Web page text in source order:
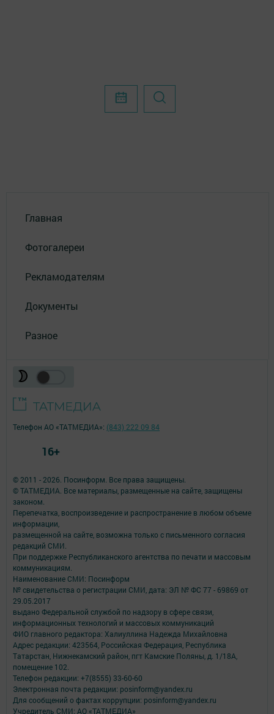
Главная
Фотогалереи
Рекламодателям
Документы
Разное
© 2011 - 2026. Посинформ. Все права защищены.
© ТАТМЕДИА. Все материалы, размещенные на сайте, защищены
законом.
Перепечатка, воспроизведение и распространение в любом объеме
информации,
размещенной на сайте, возможна только с письменного согласия
редакций СМИ.
При поддержке Республиканского агентства по печати и массовым
коммуникациям.
Наименование СМИ: Посинформ
№ свидетельства о регистрации СМИ, дата: ЭЛ № ФС 77 - 69869 от
29.05.2017
выдано Федеральной службой по надзору в сфере связи,
информационных технологий и массовых коммуникаций
ФИО главного редактора: Халиуллина Надежда Михайловна
Адрес редакции: 423564, Российская Федерация, Республика
Татарстан, Нижнекамский район, пгт Камские Поляны, д. 1/18А,
помещение 102.
Телефон редакции: +7(8555) 33-60-60
Электронная почта редакции: posinform@yandex.ru
Для сообщений о фактах коррупции: posinform@yandex.ru
Учредитель СМИ: АО «ТАТМЕДИА»
Телефон АО «ТАТМЕДИА»: (843) 222 09 84
16+